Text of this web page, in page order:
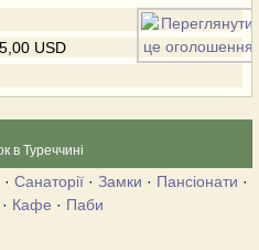
USD
в Туреччині
· Санаторії · Замки · Пансіонати ·
· Кафе · Паби